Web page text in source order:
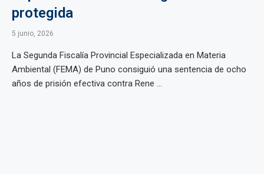
protegida
5 junio, 2026
La Segunda Fiscalía Provincial Especializada en Materia
Ambiental (FEMA) de Puno consiguió una sentencia de ocho
años de prisión efectiva contra Rene ...